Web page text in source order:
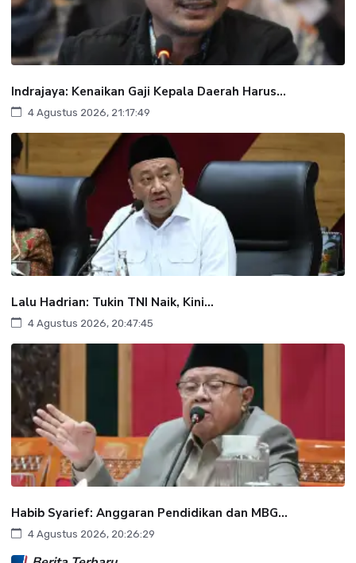
Indrajaya: Kenaikan Gaji Kepala Daerah Harus...
4 Agustus 2026, 21:17:49
Lalu Hadrian: Tukin TNI Naik, Kini...
4 Agustus 2026, 20:47:45
Habib Syarief: Anggaran Pendidikan dan MBG...
4 Agustus 2026, 20:26:29